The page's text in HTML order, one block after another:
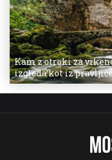
Kam z otroki za
izgleda kot iz